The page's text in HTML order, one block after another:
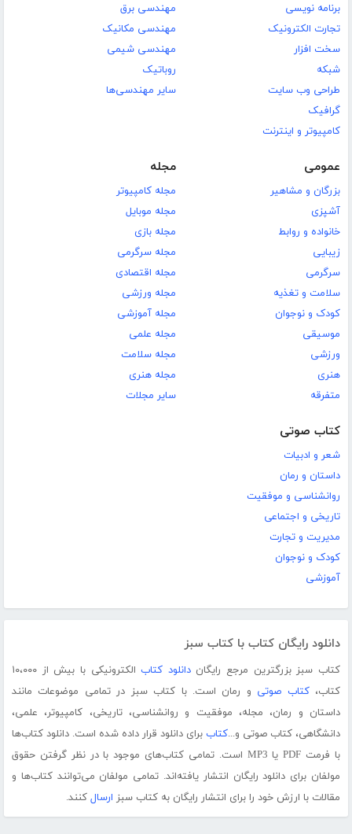
برنامه نویسی
تجارت الکترونیک
سخت افزار
شبکه
طراحی وب سایت
گرافیک
کامپیوتر و اینترنت
مهندسی برق
مهندسی مکانیک
مهندسی شیمی
روباتیک
سایر مهندسی‌ها
عمومی
بزرگان و مشاهیر
آشپزی
خانواده و روابط
زیبایی
سرگرمی
سلامت و تغذیه
کودک و نوجوان
موسیقی
ورزشی
هنری
متفرقه
مجله
مجله کامپیوتر
مجله موبایل
مجله بازی
مجله سرگرمی
مجله اقتصادی
مجله ورزشی
مجله آموزشی
مجله علمی
مجله سلامت
مجله هنری
سایر مجلات
کتاب صوتی
شعر و ادبیات
داستان و رمان
روانشناسی و موفقیت
تاریخی و اجتماعی
مدیریت و تجارت
کودک و نوجوان
آموزشی
دانلود رایگان کتاب با کتاب سبز
کتاب سبز بزرگترین مرجع رایگاندانلود کتاب
الکترونیکی با بیش از ۱۰،۰۰۰
کتاب،کتاب صوتی و رمان است. با کتاب سبز در تمامی موضوعات مانند
داستان و رمان، مجله، موفقیت و روانشناسی، تاریخی، کامپیوتر، علمی،
دانشگاهی، کتاب صوتی و...کتاب برای دانلود قرار داده شده است. دانلود کتاب‌ها
با فرمت PDF یا MP3 است. تمامی کتاب‌های موجود با در نظر گرفتن حقوق
مولفان برای دانلود رایگان انتشار یافته‌اند. تمامی مولفان می‌توانند کتاب‌ها و
مقالات با ارزش خود را برای انتشار رایگان به کتاب سبز ارسال کنند.